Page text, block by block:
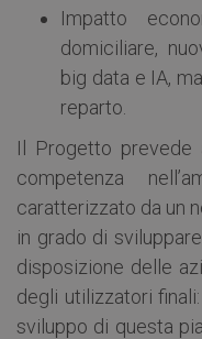
Impatto
domiciliare,
big data e IA,
reparto.
Il Progetto prevede
competenza
caratterizzato da un
in grado di
disposizione delle
degli utilizzatori
sviluppo di questa